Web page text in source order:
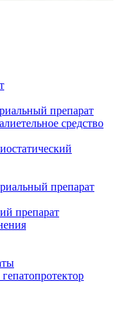
препарат
средство
препарат
препарат